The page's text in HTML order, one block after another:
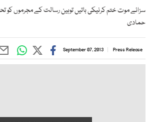
سزائے موت ختم کرنیکی باتیں توہین رسالت کے مجرموں کو
حمادی
Press Release
September 07, 2013